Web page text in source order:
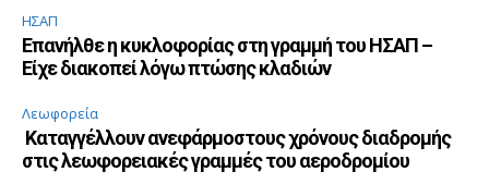
ΗΣΑΠ
Επανήλθε η κυκλοφορίας στη γραμμή του ΗΣΑΠ –
Είχε διακοπεί λόγω πτώσης κλαδιών
Λεωφορεία
Καταγγέλλουν ανεφάρμοστους χρόνους διαδρομής
στις λεωφορειακές γραμμές του αεροδρομίου